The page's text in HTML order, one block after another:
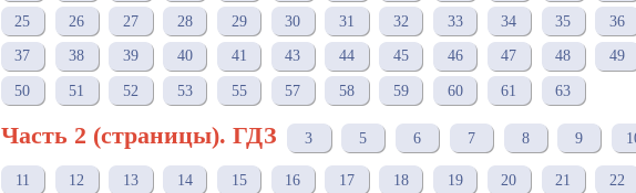
25 26 27 28 29 30 31 32 33 34 35 36
37 38 39 40 41 43 44 45 46 47 48 49
50 51 52 53 55 57 58 59 60 61 63
Часть 2 (страницы). ГДЗ 3 5 6 7 8 9
11 12 13 14 15 16 17 18 19 20 21 22